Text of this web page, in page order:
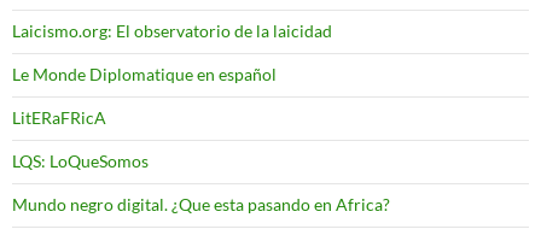
Laicismo.org: El observatorio de la laicidad
Le Monde Diplomatique en español
LitERaFRicA
LQS: LoQueSomos
Mundo negro digital. ¿Que esta pasando en Africa?